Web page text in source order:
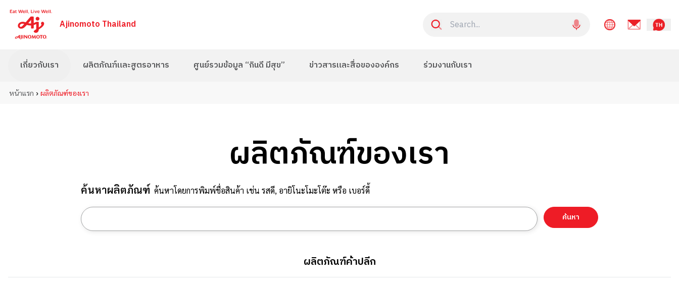
Ajinomoto Thailand
เกี่ยวกับเรา ผลิตภัณฑ์และสูตรอาหาร ศูนย์รวมข้อมูล “กินดี มีสุข” ข่าวสารและสื่อขององค์กร ร่วมงานกับเรา
หน้าแรก › ผลิตภัณฑ์ของเรา
ผลิตภัณฑ์ของเรา
ค้นหาผลิตภัณฑ์ ค้นหาโดยการพิมพ์ชื่อสินค้า เช่น รสดี, อายิโนะโมะโต๊ะ หรือ เบอร์ดี้
ค้นหา
ผลิตภัณฑ์ค้าปลีก